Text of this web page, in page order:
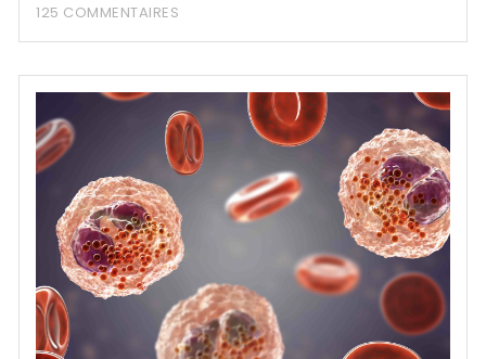
125 COMMENTAIRES